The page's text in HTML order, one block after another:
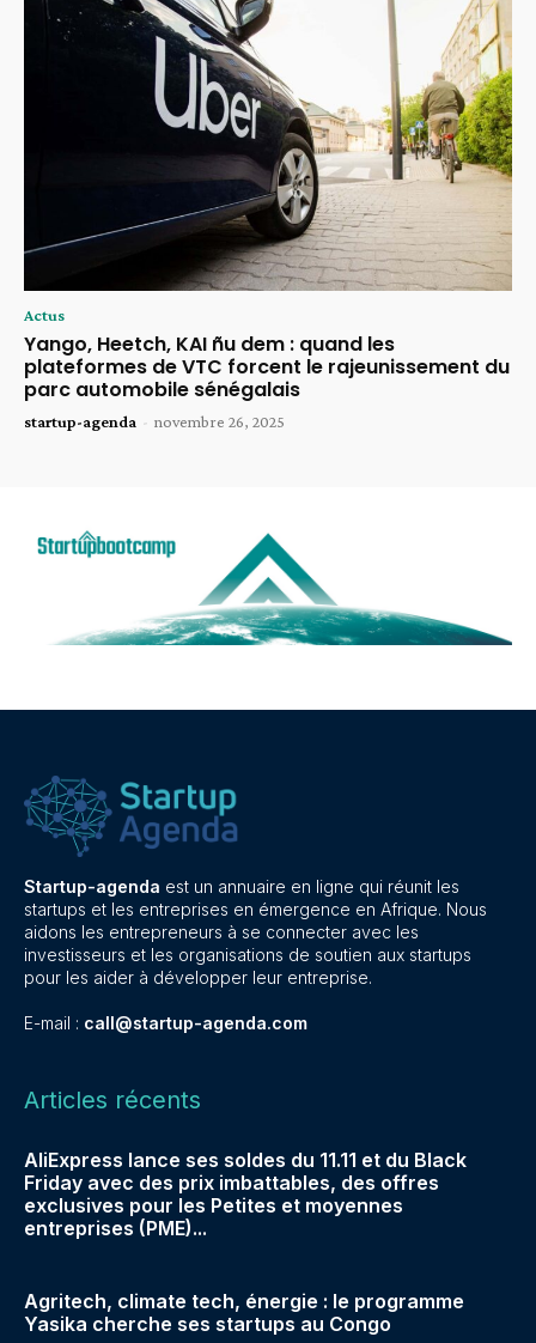
Actus
Yango, Heetch, KAI ñu dem : quand les
plateformes de VTC forcent le rajeunissement du
parc automobile sénégalais
startup-agenda - novembre 26, 2025
Startup-agenda est un annuaire en ligne qui réunit les
startups et les entreprises en émergence en Afrique. Nous
aidons les entrepreneurs à se connecter avec les
investisseurs et les organisations de soutien aux startups
pour les aider à développer leur entreprise.
E-mail : call@startup-agenda.com
Articles récents
AliExpress lance ses soldes du 11.11 et du Black
Friday avec des prix imbattables, des offres
exclusives pour les Petites et moyennes
entreprises (PME)...
Agritech, climate tech, énergie : le programme
Yasika cherche ses startups au Congo